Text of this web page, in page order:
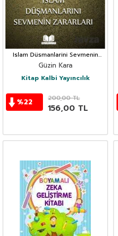
Islam Düsmanlarini Sevmenin
Zararlari
Güzin Kara
Kitap Kalbi Yayıncılık
%22 200,00TL
156,00 TL